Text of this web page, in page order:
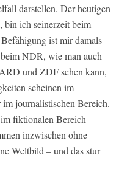
darstellen. Der heutigen
ich seinerzeit beim
ist mir damals
NDR, wie man auch
und ZDF sehen kann,
scheinen im
journalistischen Bereich.
fiktionalen Bereich
inzwischen ohne
Weltbild – und das stur